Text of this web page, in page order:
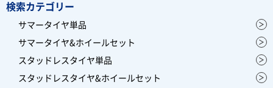
検索カテゴリー
サマータイヤ単品
サマータイヤ&ホイールセット
スタッドレスタイヤ単品
スタッドレスタイヤ&ホイールセット